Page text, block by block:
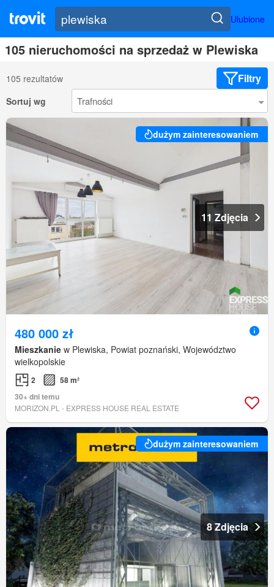
Ulubione
105 nieruchomości na sprzedaż w Plewiska
105 rezultatów Filtry
Sortuj wg
dużym zainteresowaniem
11 Zdjęcia
480 000 zł
Mieszkanie w Plewiska, Powiat poznański, Województwo
wielkopolskie
2
58 m²
30+ dni temu
MORIZON.PL - EXPRESS HOUSE REAL ESTATE
dużym zainteresowaniem
8 Zdjęcia